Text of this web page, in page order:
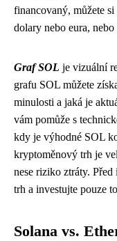
financovaný, můžete
dolary nebo eura,
Graf SOL je vizuální
grafu SOL můžete
minulosti a jaká je
vám pomůže s
kdy je výhodné SOL
kryptoměnový trh je
nese riziko ztráty.
trh a investujte pouze
Solana vs.